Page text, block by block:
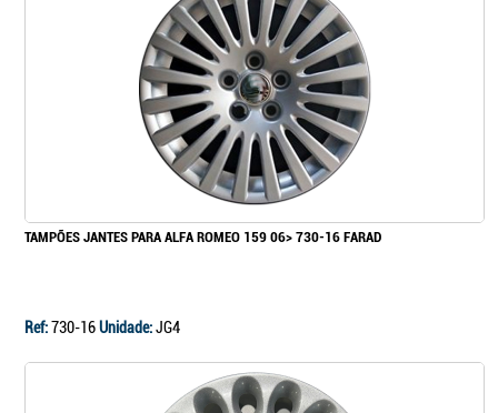
TAMPÕES JANTES PARA ALFA ROMEO 159 06> 730-16 FARAD
Ref:730-16Unidade:JG4
Continuar a comprar
Ir para o carrinho